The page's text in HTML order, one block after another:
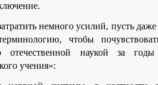
немного усилий, пусть
чтобы
отечественной наукой за годы
учения»: